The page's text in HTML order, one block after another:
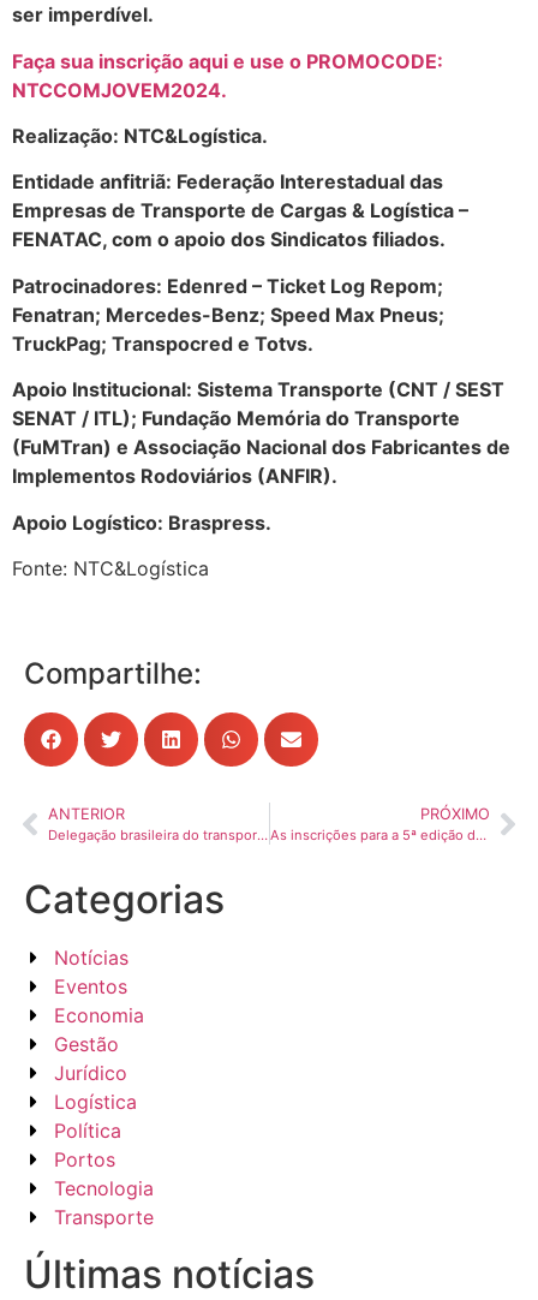
ser imperdível.
Faça sua inscrição aqui e use o PROMOCODE:
NTCCOMJOVEM2024.
Realização: NTC&Logística.
Entidade anfitriã: Federação Interestadual das
Empresas de Transporte de Cargas & Logística –
FENATAC, com o apoio dos Sindicatos filiados.
Patrocinadores: Edenred – Ticket Log Repom;
Fenatran; Mercedes-Benz; Speed Max Pneus;
TruckPag; Transpocred e Totvs.
Apoio Institucional: Sistema Transporte (CNT / SEST
SENAT / ITL); Fundação Memória do Transporte
(FuMTran) e Associação Nacional dos Fabricantes de
Implementos Rodoviários (ANFIR).
Apoio Logístico: Braspress.
Fonte: NTC&Logística
Compartilhe:
ANTERIOR
Delegação brasileira do transporte absorve conhecimento sobre a China digital e o ESG como estratégia de negócio
PRÓXIMO
As inscrições para a 5ª edição do Programa Inovação já estão abertas!
Categorias
Notícias
Eventos
Economia
Gestão
Jurídico
Logística
Política
Portos
Tecnologia
Transporte
Últimas notícias